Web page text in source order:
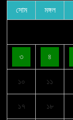
সোম মঙ্গল
৩ ৪
১০ ১১
১৭ ১৮